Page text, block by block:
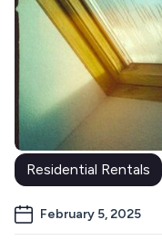
Residential Rentals
February 5, 2025